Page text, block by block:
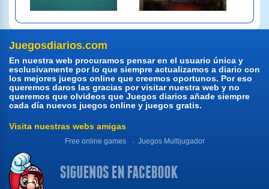
Juegosdiarios.com
En nuestra web procuramos pensar en el usuario única y
esclusivamente por lo que siempre actualizamos a diario con
los mejores juegos online que creemos oportunos. Por eso
queremos daros las gracias por visitar nuestra web y no
queremos que olvideos que Juegos diarios añade siempre
cada día nuevos juegos online y juegos gratis.
Visita nuestras webs amigas
Free online games Juegos Multijugador